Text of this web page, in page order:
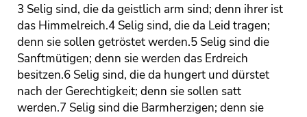
3 Selig sind, die da geistlich arm sind; denn ihrer ist
das Himmelreich.4 Selig sind, die da Leid tragen;
denn sie sollen getröstet werden.5 Selig sind die
Sanftmütigen; denn sie werden das Erdreich
besitzen.6 Selig sind, die da hungert und dürstet
nach der Gerechtigkeit; denn sie sollen satt
werden.7 Selig sind die Barmherzigen; denn sie